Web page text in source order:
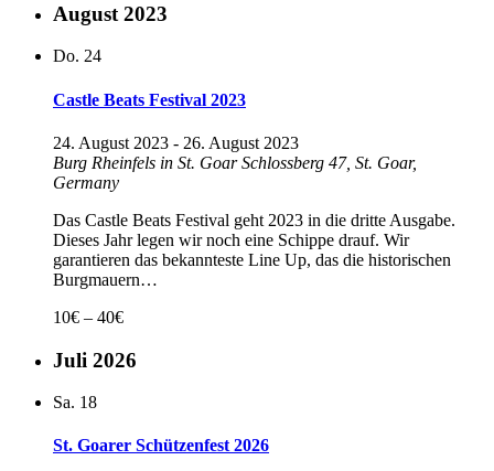
August 2023
Do. 24
Castle Beats Festival 2023
24. August 2023 - 26. August 2023
Burg Rheinfels in St. GoarSchlossberg 47, St. Goar,
Germany
Das Castle Beats Festival geht 2023 in die dritte Ausgabe.
Dieses Jahr legen wir noch eine Schippe drauf. Wir
garantieren das bekannteste Line Up, das die historischen
Burgmauern…
10€ – 40€
Juli 2026
Sa. 18
St. Goarer Schützenfest 2026